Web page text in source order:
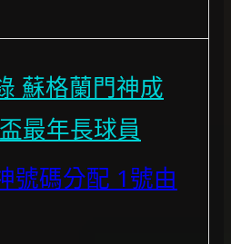
蘇格蘭門神成
最年長球員
號碼分配 1號由